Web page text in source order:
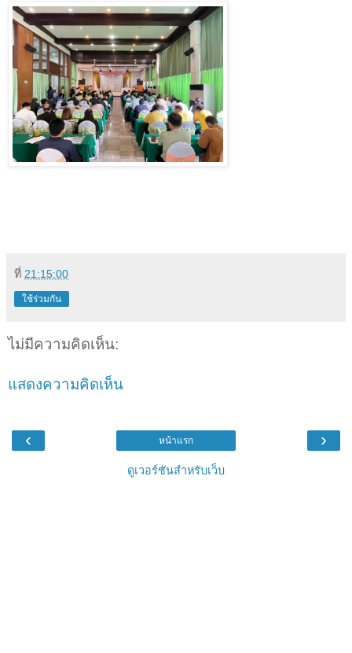
ที่ 21:15:00
ใช้ร่วมกัน
ไม่มีความคิดเห็น:
แสดงความคิดเห็น
‹ ›
หน้าแรก
ดูเวอร์ชันสำหรับเว็บ